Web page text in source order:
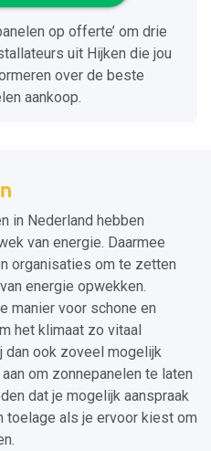
op offerte’ om drie
uit Hijken die jou
over de beste
aankoop.
in Nederland hebben
van energie. Daarmee
organisaties om te zetten
energie opwekken.
manier voor schone en
het klimaat zo vitaal
dan ook zoveel mogelijk
om zonnepanelen te laten
dat je mogelijk aanspraak
toelage als je ervoor kiest om